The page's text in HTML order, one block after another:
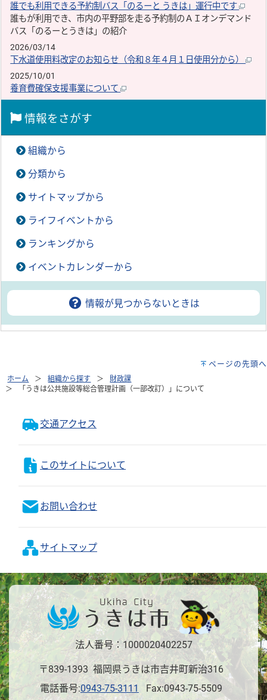
誰でも利用できる予約制バス「のるーと うきは」運行中です
誰もが利用でき、市内の平野部を走る予約制のＡＩオンデマンド
バス「のるーとうきは」の紹介
2026/03/14
下水道使用料改定のお知らせ（令和８年４月１日使用分から）
2025/10/01
養育費確保支援事業について
情報をさがす
組織から
分類から
サイトマップから
ライフイベントから
ランキングから
イベントカレンダーから
情報が見つからないときは
ページの先頭へ
ホーム 組織から探す
財政課
「うきは公共施設等総合管理計画（一部改訂）」について
交通アクセス
このサイトについて
お問い合わせ
サイトマップ
法人番号：1000020402257
〒839-1393 福岡県うきは市吉井町新治316
電話番号:0943-75-3111 Fax:0943-75-5509